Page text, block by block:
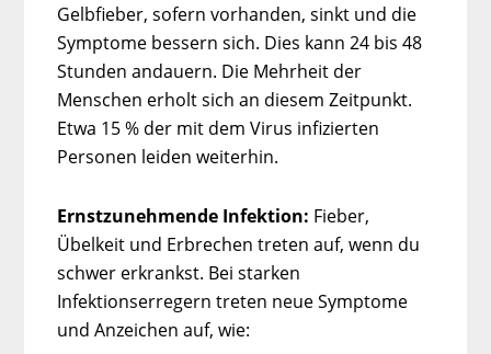
Gelbfieber, sofern vorhanden, sinkt und die
Symptome bessern sich. Dies kann 24 bis 48
Stunden andauern. Die Mehrheit der
Menschen erholt sich an diesem Zeitpunkt.
Etwa 15 % der mit dem Virus infizierten
Personen leiden weiterhin.
Ernstzunehmende Infektion: Fieber,
Übelkeit und Erbrechen treten auf, wenn du
schwer erkrankst. Bei starken
Infektionserregern treten neue Symptome
und Anzeichen auf, wie: